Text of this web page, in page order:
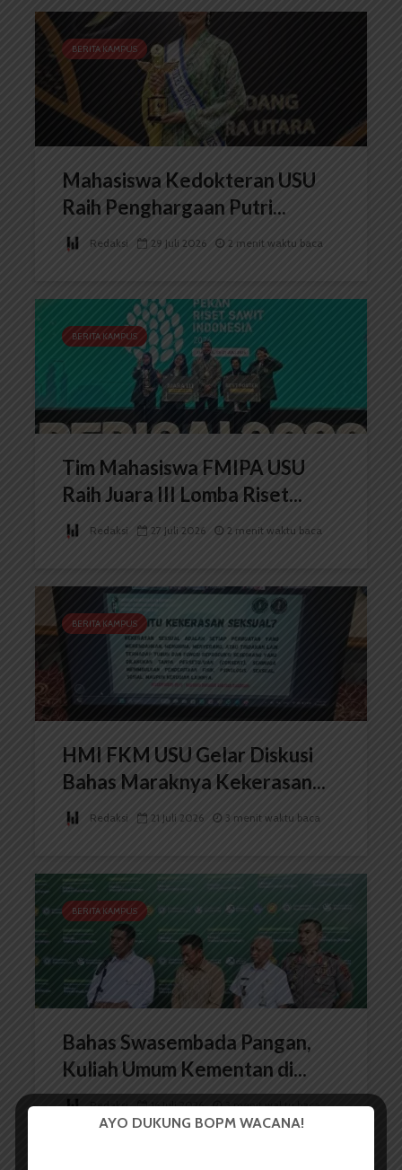
BERITA KAMPUS
Mahasiswa Kedokteran USU
Raih Penghargaan Putri...
Redaksi 29 Juli 2026 2 menit waktu baca
BERITA KAMPUS
Tim Mahasiswa FMIPA USU
Raih Juara III Lomba Riset...
Redaksi 27 Juli 2026 2 menit waktu baca
BERITA KAMPUS
HMI FKM USU Gelar Diskusi
Bahas Maraknya Kekerasan...
Redaksi 21 Juli 2026 3 menit waktu baca
BERITA KAMPUS
Bahas Swasembada Pangan,
Kuliah Umum Kementan di...
Redaksi 16 Juli 2026 3 menit waktu baca
AYO DUKUNG BOPM WACANA!